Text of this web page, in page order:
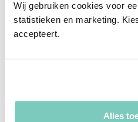
Wij gebruiken cookies voor
statistieken en marketing.
accepteert.
Alles
Vul het formulier
snel mogelijk